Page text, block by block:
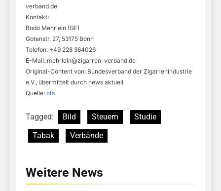
verband.de
Kontakt:
Bodo Mehrlein (GF)
Gotenstr. 27, 53175 Bonn
Telefon: +49 228 364026
E-Mail: mehrlein@zigarren-verband.de
Original-Content von: Bundesverband der Zigarrenindustrie
e.V., übermittelt durch news aktuell
Quelle: ots
Tagged: Bild Steuern
Studie
Tabak
Verbände
Weitere News